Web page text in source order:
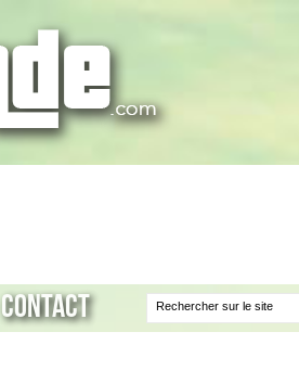
Contact